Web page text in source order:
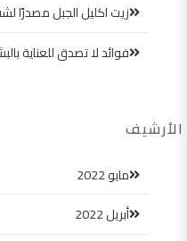
زيت اكليل الجبل مصدرًا
فوائد لا تصدق للعناية
الأرشيف
مايو 2022
أبريل 2022